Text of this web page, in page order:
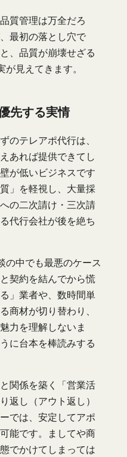
質管理は万全だろ
最初の落とし穴で
、品質が崩壊せざる
見えてきます。
先する実情
のテレアポ代行は、
あれば提供できてし
が低いビジネスです
」を軽視し、大量採
の二次請け・三次請
代行会社が後を絶ち
の中でも最悪のケース
契約を結んでから慌
」業者や、数時間単
商材が切り替わり、
力を理解しないま
に台本を棒読みする
関係を築く「営業活
返し（アウト返し）
では、安定してアポ
能です。ましてや商
でかけてしまっては